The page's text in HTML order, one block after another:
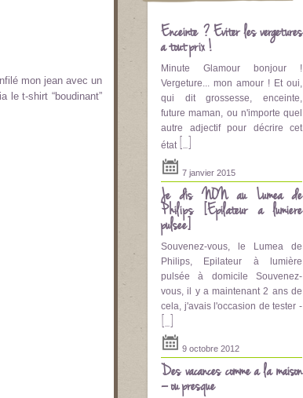
mon jean avec un
le t-shirt “boudinant”
Enceinte ? Eviter les vergetures
à tout prix !
Minute Glamour bonjour !
Vergeture... mon amour ! Et oui,
qui dit grossesse, enceinte,
future maman, ou n'importe quel
autre adjectif pour décrire cet
état [...]
7 janvier 2015
Je dis NON au Lumea de
Philips [Epilateur a lumière
pulsee]
Souvenez-vous, le Lumea de
Philips, Epilateur à lumière
pulsée à domicile Souvenez-
vous, il y a maintenant 2 ans de
cela, j'avais l'occasion de tester -
[...]
9 octobre 2012
Des vacances comme à la maison
– ou presque